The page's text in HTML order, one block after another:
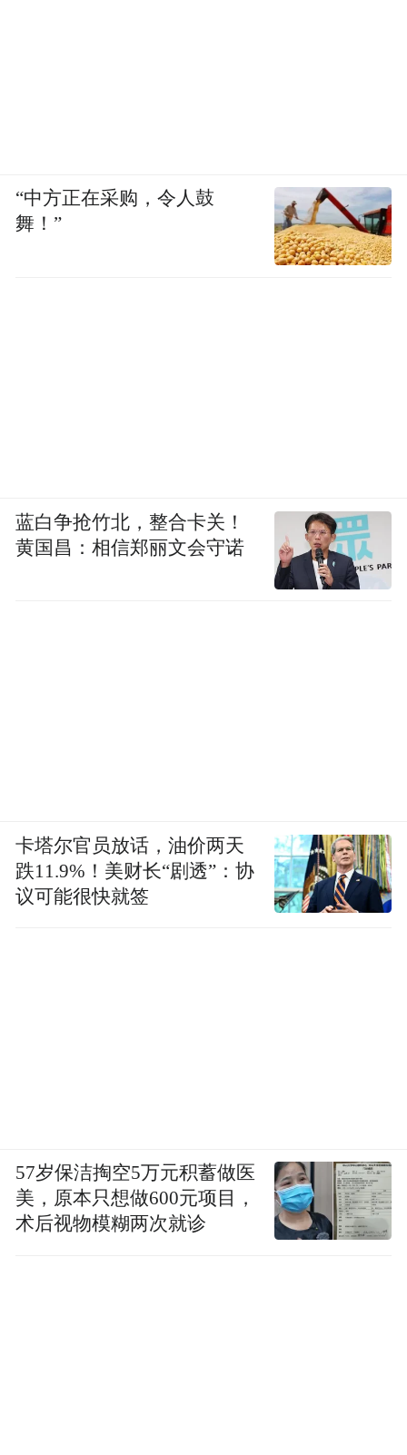
“中方正在采购，令人鼓
舞！”
蓝白争抢竹北，整合卡关！
黄国昌：相信郑丽文会守诺
卡塔尔官员放话，油价两天
跌11.9%！美财长“剧透”：协
议可能很快就签
57岁保洁掏空5万元积蓄做医
美，原本只想做600元项目，
术后视物模糊两次就诊